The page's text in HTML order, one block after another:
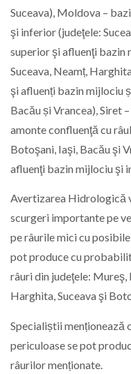
Suceava), Moldova –
şi inferior (judeţele:
superior şi afluenţi bazin
Suceava, Neamț,
şi afluenți bazin mijlociu
Bacău și Vrancea), Siret
amonte confluenţӑ cu
Botoşani, Iaşi, Bacău şi
afluenţi bazin mijlociu şi
Avertizarea Hidrologică
scurgeri importante pe
pe râurile mici cu
pot produce cu
râuri din judeţele: Mureş,
Harghita, Suceava şi
Specialiștii menționează
periculoase se pot
râurilor menționate.